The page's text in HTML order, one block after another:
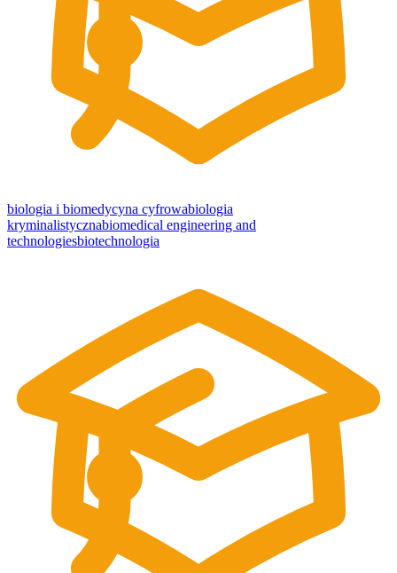
biologia i biomedycyna cyfrowabiologia
kryminalistycznabiomedical engineering and
technologiesbiotechnologia